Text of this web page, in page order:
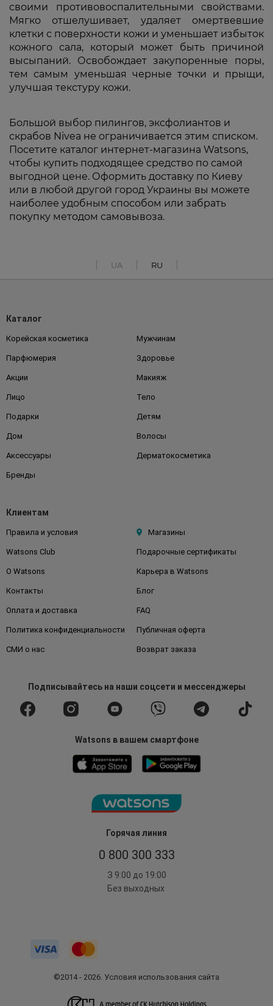
своими противовоспалительными свойствами.
Мягко отшелушивает, удаляет омертвевшие
клетки с поверхности кожи и уменьшает избыток
кожного сала, который может быть причиной
высыпаний. Освобождает закупоренные поры,
тем самым уменьшая черные точки и прыщи,
улучшая текстуру кожи.
Большой выбор пилингов, эксфолиантов и
скрабов Nivea не ограничивается этим списком.
Посетите каталог интернет-магазина Watsons,
чтобы купить подходящее средство по самой
выгодной цене. Оформить доставку по Киеву
или в любой другой город Украины вы можете
наиболее удобным способом или забрать
покупку методом самовывоза.
UA RU
Горячая линия
0 800 300 333
З 9:00 до 19:00
Без выходных
Каталог
Корейская косметика Мужчинам
Парфюмерия Здоровье
Акции Макияж
Лицо Тело
Подарки Детям
Дом Волосы
Аксессуары Дерматокосметика
Бренды
Клиентам
Правила и условия Магазины
Watsons Club Подарочные сертификаты
О Watsons Карьера в Watsons
Контакты Блог
Оплата и доставка FAQ
Политика конфиденциальности Публичная оферта
СМИ о нас Возврат заказа
Подписывайтесьна наши соцсети и мессенджеры
Watsons в вашем смартфоне
©2014 - 2026. Условия использования сайта